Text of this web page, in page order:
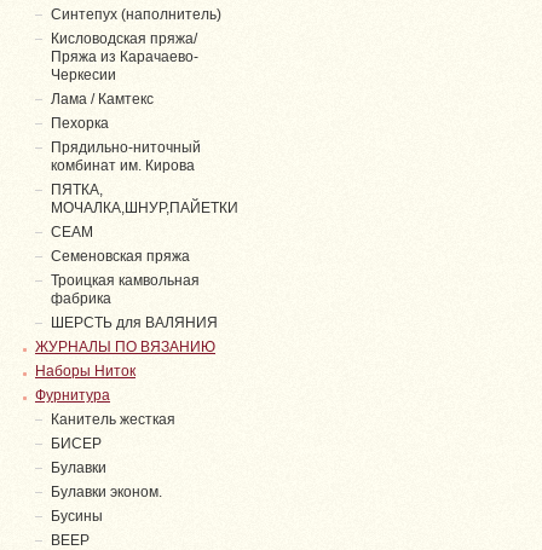
Синтепух (наполнитель)
Кисловодская пряжа/
Пряжа из Карачаево-
Черкесии
Лама / Камтекс
Пехорка
Прядильно-ниточный
комбинат им. Кирова
ПЯТКА,
МОЧАЛКА,ШНУР,ПАЙЕТКИ
СЕАМ
Семеновская пряжа
Троицкая камвольная
фабрика
ШЕРСТЬ для ВАЛЯНИЯ
ЖУРНАЛЫ ПО ВЯЗАНИЮ
Наборы Ниток
Фурнитура
Канитель жесткая
БИСЕР
Булавки
Булавки эконом.
Бусины
ВЕЕР